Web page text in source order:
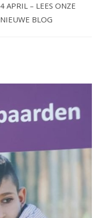
4 APRIL – LEES ONZE
NIEUWE BLOG